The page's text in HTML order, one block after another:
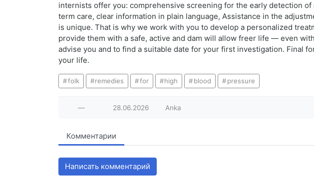
internists offer you: comprehensive screening for the early detection
term care, clear information in plain language, Assistance in the
is unique. That is why we work with you to develop a personalized
provide them with a safe, active and dam will allow freer life — even
advise you and to find a suitable date for your first investigation. Final
your life.
folk remedies for high blood pressure
— 28.06.2026 Anka
Комментарии
Написать комментарий